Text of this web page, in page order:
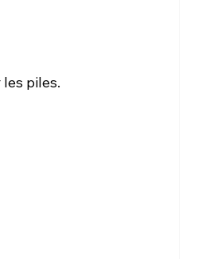
piles.